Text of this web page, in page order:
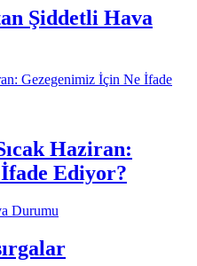
Şiddetli Hava
Haziran:
Ediyor?
Durumu